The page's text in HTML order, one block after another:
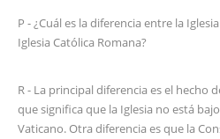
P - ¿Cuál es la diferencia entre la
Iglesia Católica Romana?
R - La principal diferencia es el hecho
que significa que la Iglesia no está
Vaticano. Otra diferencia es que la